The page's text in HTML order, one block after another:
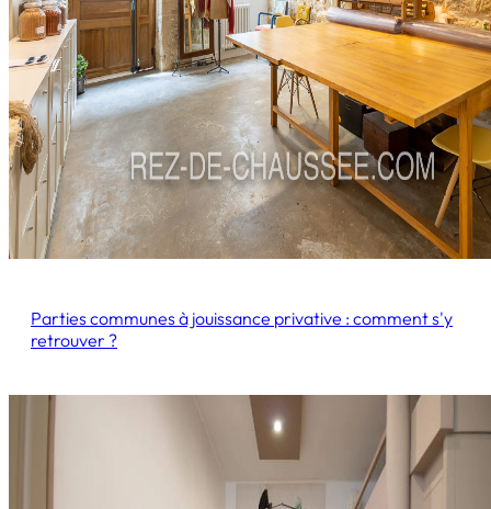
Parties communes à jouissance privative : comment s'y
retrouver ?